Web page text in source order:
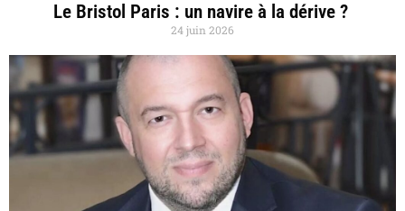
Le Bristol Paris : un navire à la dérive ?
24 juin 2026